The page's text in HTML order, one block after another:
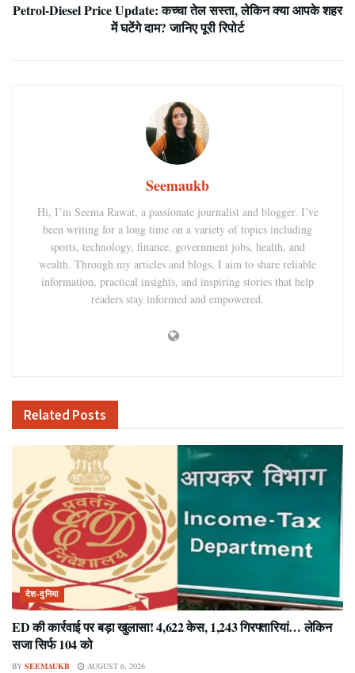
Petrol-Diesel Price Update: कच्चा तेल सस्ता, लेकिन क्या आपके शहर
में घटेंगे दाम? जानिए पूरी रिपोर्ट
Seemaukb
Hi, I’m Seema Rawat, a passionate journalist and blogger. I’ve
been writing for a long time on a variety of topics including
sports, technology, finance, government jobs, health, and
wealth. Through my articles and blogs, I aim to share reliable
information, practical insights, and inspiring stories that help
readers stay informed and empowered.
Related Posts
देश-दुनिया
ED की कार्रवाई पर बड़ा खुलासा! 4,622 केस, 1,243 गिरफ्तारियां… लेकिन
सजा सिर्फ 104 को
BY SEEMAUKB AUGUST 6, 2026